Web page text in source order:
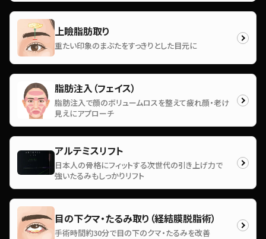
上瞼脂肪取り
重たい印象のまぶたをすっきりとした目元に
脂肪注入（フェイス）
脂肪注入で顔のボリュームロスを整えて疲れ顔・老け
見えにアプローチ
アルテミスリフト
日本人の骨格にフィットする次世代の引き上げ力で
強いたるみもしっかりリフト
目の下クマ・たるみ取り（経結膜脱脂術）
手術時間約30分で目の下のクマ・たるみを改善